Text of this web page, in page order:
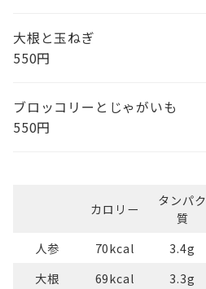
大根と玉ねぎ
550円
ブロッコリーとじゃがいも
550円
カロリー
タンパク
質
人参 70kcal 3.4g
大根
69kcal 3.3g